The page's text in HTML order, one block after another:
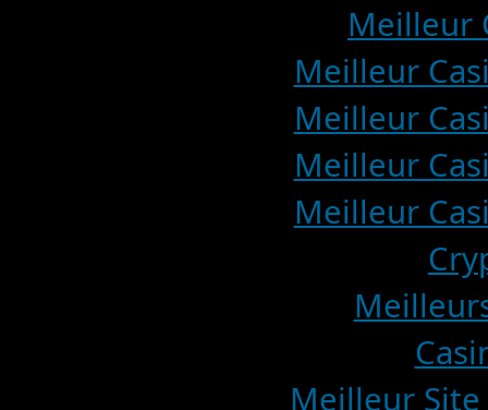
Meilleur
Meilleur
Meilleur
Meilleur
Meilleur
Meilleur Site